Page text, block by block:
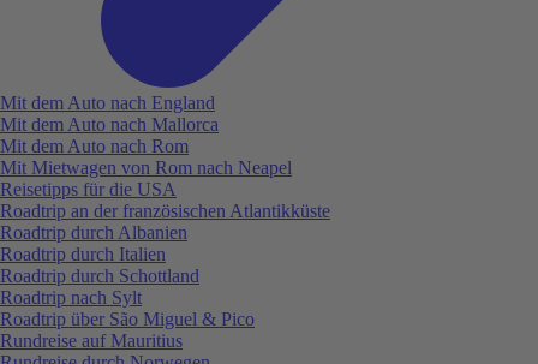
Mit dem Auto nach England
Mit dem Auto nach Mallorca
Mit dem Auto nach Rom
Mit Mietwagen von Rom nach Neapel
Reisetipps für die USA
Roadtrip an der französischen Atlantikküste
Roadtrip durch Albanien
Roadtrip durch Italien
Roadtrip durch Schottland
Roadtrip nach Sylt
Roadtrip über São Miguel & Pico
Rundreise auf Mauritius